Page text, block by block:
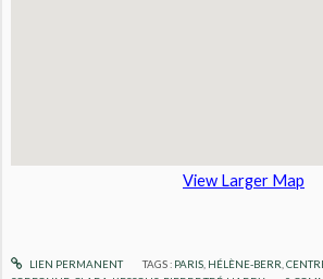
View Larger Map
LIEN PERMANENT TAGS : PARIS, HÉLÈNE-BERR